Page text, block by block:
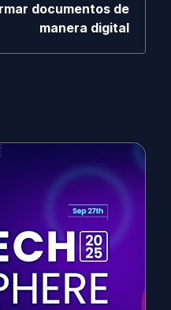
documentos de
manera digital